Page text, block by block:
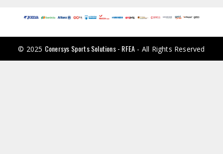
© 2025 Conersys Sports Solutions - RFEA - All Rights Reserved